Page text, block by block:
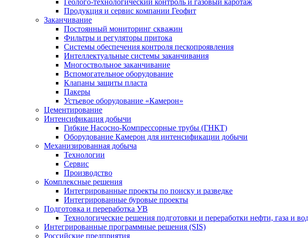
Геолого-технологический контроль и газовый каротаж
Продукция и сервис компании Геофит
Заканчивание
Постоянный мониторинг скважин
Фильтры и регуляторы притока
Cистемы обеспечения контроля пескопроявления
Интеллектуальные системы заканчивания
Многоствольное заканчивание
Вспомогательное оборудование
Клапаны защиты пласта
Пакеры
Устьевое оборудование «Камерон»
Цементирование
Интенсификация добычи
Гибкие Насосно-Компрессорные трубы (ГНКТ)
Оборудование Камерон для интенсификации добычи
Механизированная добыча
Технологии
Сервис
Производство
Комплексные решения
Интегрированные проекты по поиску и разведке
Интегрированные буровые проекты
Подготовка и переработка УВ
Технологические решения подготовки и переработки нефти, газа и
Интегрированные программные решения (SIS)
Российские предприятия